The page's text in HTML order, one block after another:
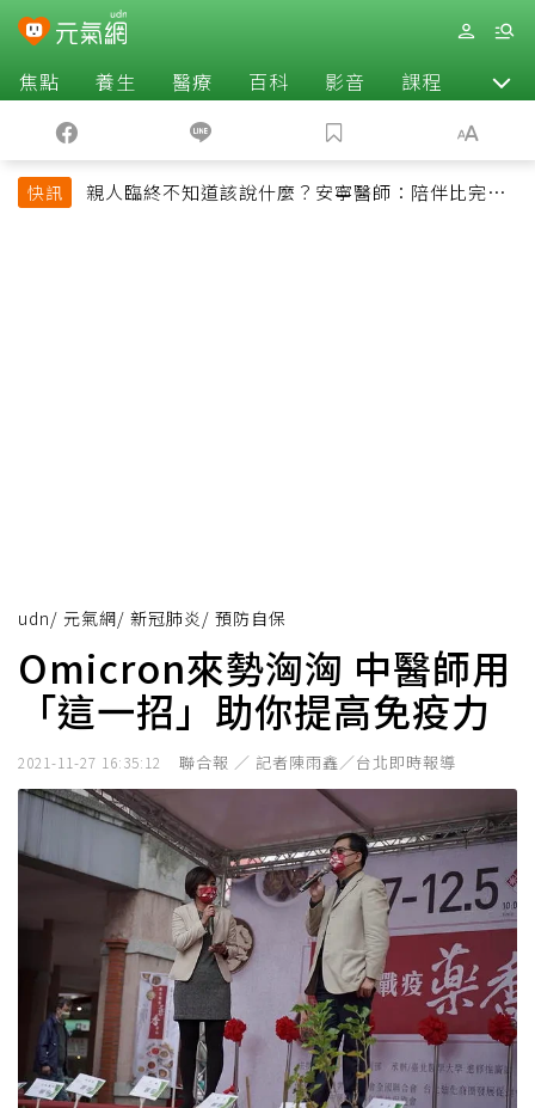
焦點 養生 醫療 百科 影音 課程 退休
快訊
親人臨終不知道該說什麼？安寧醫師：陪伴比完美
udn/ 元氣網/ 新冠肺炎 / 預防自保
Omicron來勢洶洶 中醫師用
「這一招」助你提高免疫力
2021-11-27 16:35:12 聯合報 ／ 記者陳雨鑫／台北即時報導